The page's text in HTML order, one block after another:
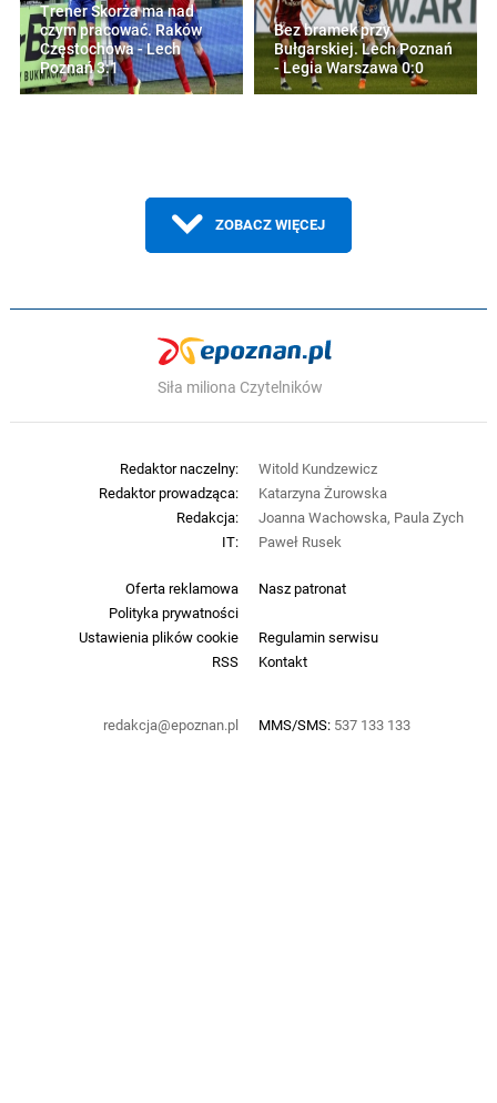
Trener Skorża ma nad
czym pracować. Raków
Częstochowa - Lech
Poznań 3:1
Bez bramek przy
Bułgarskiej. Lech Poznań
- Legia Warszawa 0:0
ZOBACZ WIĘCEJ
Siła miliona Czytelników
Oferta reklamowa
Nasz patronat
Polityka prywatności
Ustawienia plików cookie
Regulamin serwisu
RSS
Kontakt
redakcja@epoznan.pl MMS/SMS: 537 133 133
Redaktor naczelny:
Witold Kundzewicz
Redaktor prowadząca:
Katarzyna Żurowska
Redakcja:
Joanna Wachowska, Paula Zych
IT:
Paweł Rusek